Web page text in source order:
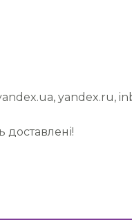
yandex.ru,